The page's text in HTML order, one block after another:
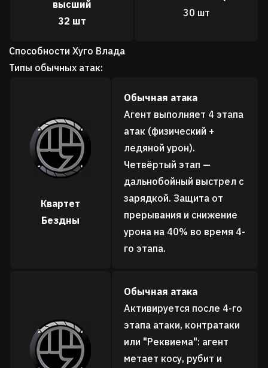
высший
32 шт
30 шт
Способности Хуго Влада
Типы обычных атак:
Квартет
Бездны
Обычная атака
Агент выполняет 4 этапа
атак (физический +
ледяной урон).
Четвёртый этап —
дальнобойный выстрел с
зарядкой. Защита от
прерывания и снижение
урона на 40% во время 4-
го этапа.
Обычная атака
Активируется после 4-го
этапа атаки, контратаки
или "Реквиема": агент
метает косу, рубит и